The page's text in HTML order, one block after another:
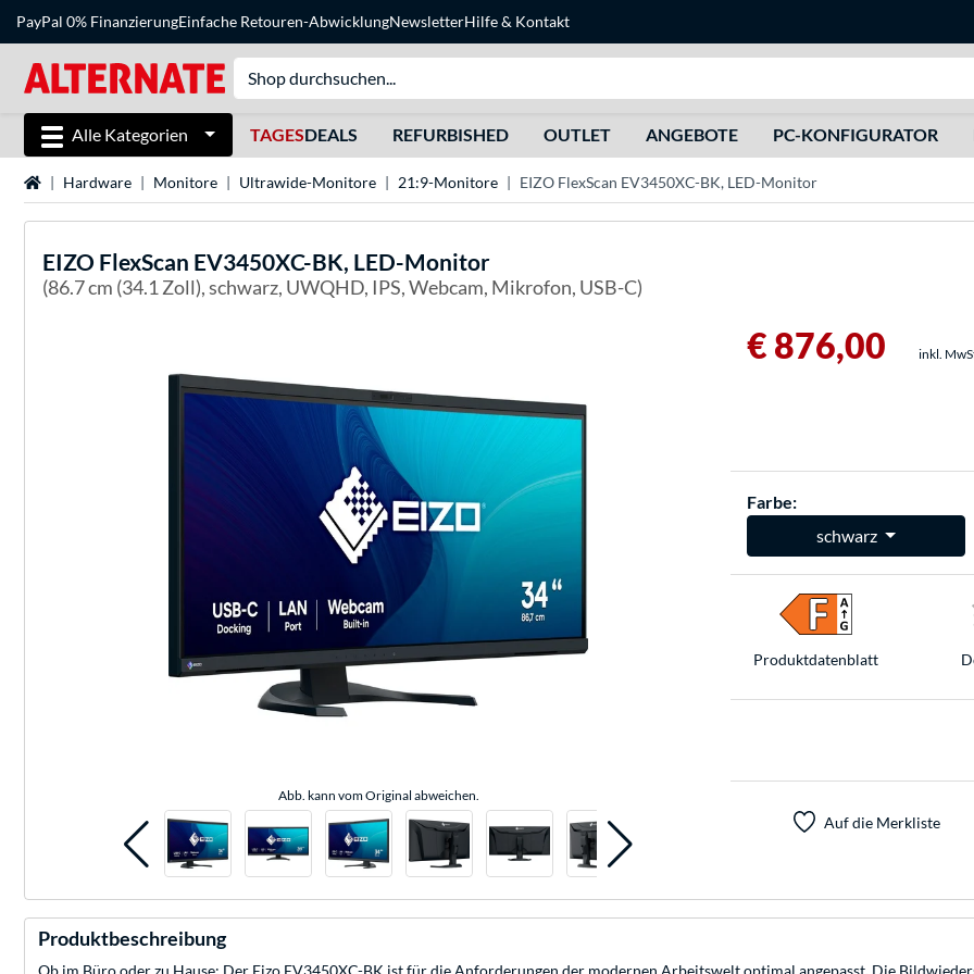
PayPal 0% FinanzierungEinfache Retouren-AbwicklungNewsletterHilfe& Kontakt
Alle Kategorien TAGESDEALS REFURBISHED OUTLET ANGEBOTE PC-KONFIGURATOR
StartseiteHardware Monitore Ultrawide-Monitore 21:9-Monitore EIZO FlexScan EV3450XC-BK, LED-Monitor
EIZO FlexScan EV3450XC-BK, LED-Monitor
(86.7 cm (34.1 Zoll), schwarz, UWQHD, IPS, Webcam, Mikrofon, USB-C)
Abb. kann vom Original abweichen.
€ 876,00 inkl.
Farbe:
schwarz
Produkt­datenblatt
Auf die Merkliste
Produktbeschreibung